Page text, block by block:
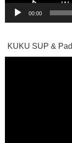
00:00
KUKU SUP &